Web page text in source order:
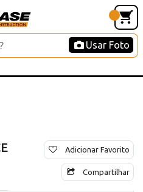
Usar Foto
Adicionar Favorito
Compartilhar